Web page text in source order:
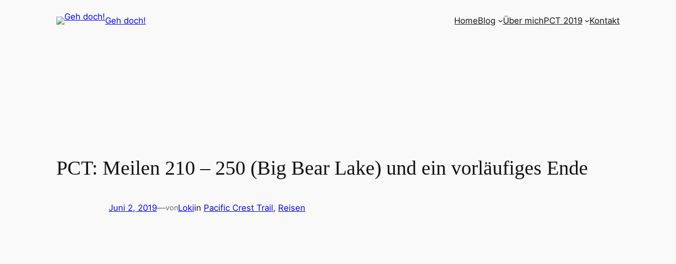
Geh doch! HomeBlog Über michPCT 2019 Kontakt
PCT: Meilen 210 – 250 (Big Bear Lake) und ein vorläufiges Ende
Juni 2, 2019—vonLokiin Pacific Crest Trail, Reisen